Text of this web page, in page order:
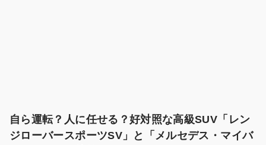
自ら運転？人に任せる？好対照な高級SUV「レン
ジローバースポーツSV」と「メルセデス・マイバ